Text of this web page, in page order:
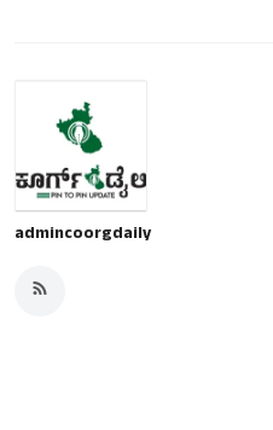
admincoorgdaily